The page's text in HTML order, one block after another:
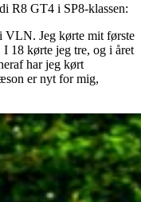
R8 GT4 i SP8-klassen:
VLN. Jeg kørte mit første
18 kørte jeg tre, og i året
har jeg kørt
er nyt for mig,